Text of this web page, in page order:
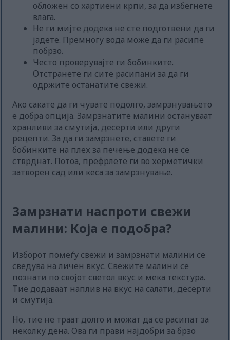
обложен со хартиени крпи, за да избегнете
влага.
Не ги мијте додека не сте подготвени да ги
јадете. Премногу вода може да ги расипе
побрзо.
Често проверувајте ги бобинките.
Отстранете ги сите расипани за да ги
одржите останатите свежи.
Ако сакате да ги чувате подолго, замрзнувањето
е добра опција. Замрзнатите малини остануваат
хранливи за смутија, десерти или други
рецепти. За да ги замрзнете, ставете ги
бобинките на плех за печење додека не се
стврднат. Потоа, префрлете ги во херметички
затворен сад или кеса за замрзнување.
Замрзнати наспроти свежи
малини: Која е подобра?
Изборот помеѓу свежи и замрзнати малини се
сведува на личен вкус. Свежите малини се
познати по својот светол вкус и мека текстура.
Тие додаваат наплив на вкус на салати, десерти
и смутија.
Но, тие не траат долго и можат да се расипат за
неколку дена. Ова ги прави најдобри за брзо